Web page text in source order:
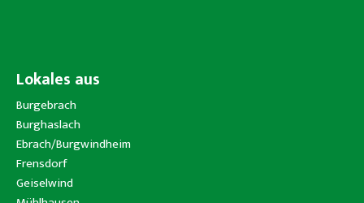
Lokales aus
Burgebrach
Burghaslach
Ebrach/Burgwindheim
Frensdorf
Geiselwind